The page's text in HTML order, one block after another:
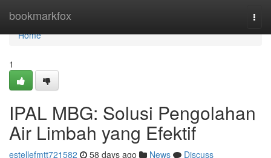
bookmarkfox
Home
Home
1
IPAL MBG: Solusi Pengolahan
Air Limbah yang Efektif
estellefmtt721582 58 days ago News
Discuss